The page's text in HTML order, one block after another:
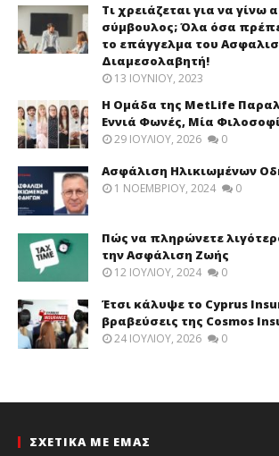
Τι χρειάζεται για να γίνω
σύμβουλος; Όλα όσα
το επάγγελμα του
Διαμεσολαβητή!
13 ΙΟΥΝΊΟΥ, 2023
Η Ομάδα της MetLife
Εννιά Φωνές, Μία
29 ΙΟΥΛΊΟΥ, 2026 0
Ασφάλιση Ηλικιωμένων
1 ΝΟΕΜΒΡΊΟΥ, 2024 0
Πώς να πληρώνετε
την Ασφάλιση Ζωής
12 ΙΟΥΛΊΟΥ, 2024 0
Έτσι κάλυψε το Cyprus
βραβεύσεις της Cosmos
24 ΙΟΥΛΊΟΥ, 2026 0
ΣΧΕΤΙΚΑ ΜΕ ΕΜΑΣ